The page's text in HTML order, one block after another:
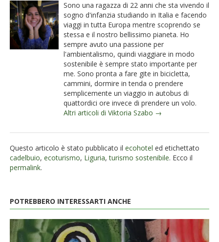
Sono una ragazza di 22 anni che sta vivendo il
sogno d'infanzia studiando in Italia e facendo
viaggi in tutta Europa mentre scoprendo se
stessa e il nostro bellissimo pianeta. Ho
sempre avuto una passione per
l'ambientalismo, quindi viaggiare in modo
sostenibile è sempre stato importante per
me. Sono pronta a fare gite in bicicletta,
cammini, dormire in tenda o prendere
semplicemente un viaggio in autobus di
quattordici ore invece di prendere un volo.
Altri articoli di Viktoria Szabo →
Questo articolo è stato pubblicato il ecohotel ed etichettato
cadelbuio, ecoturismo, Liguria,turismo sostenibile. Ecco il
permalink.
POTREBBERO INTERESSARTI ANCHE